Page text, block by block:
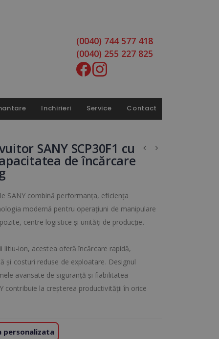
(0040) 744 577 418
(0040) 255 227 825
Inchirieri Service Contact
SANY SCP30F1 cu
de încărcare
SANY combină performanța, eficiența
modernă pentru operațiuni de manipulare
centre logistice și unități de producție.
litiu-ion, acestea oferă încărcare rapidă,
și costuri reduse de exploatare. Designul
avansate de siguranță și fiabilitatea
contribuie la creșterea productivității în orice
personalizata